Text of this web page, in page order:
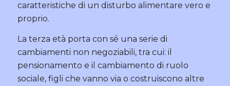
caratteristiche di un disturbo alimentare vero e
proprio.
La terza età porta con sé una serie di
cambiamenti non negoziabili, tra cui: il
pensionamento e il cambiamento di ruolo
sociale, figli che vanno via o costruiscono altre